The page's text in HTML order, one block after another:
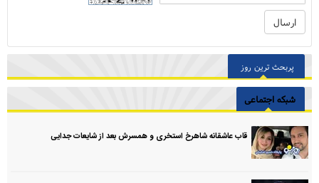
پربحث ترین روز
شبکه اجتماعی
قاب عاشقانه شاهرخ استخری و همسرش بعد از شایعات جدایی